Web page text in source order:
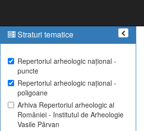
Straturi tematice
Repertoriul arheologic național -
puncte
Repertoriul arheologic național -
poligoane
Arhiva Repertoriul arheologic al
României - Institutul de Arheologie
Vasile Pârvan